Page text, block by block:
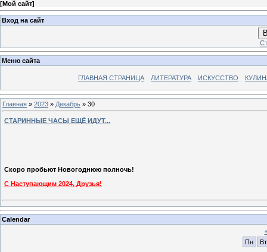
[Мой сайт]
Вход на сайт
Меню сайта
ГЛАВНАЯ СТРАНИЦА ЛИТЕРАТУРА ИСКУССТВО
Главная » 2023 » Декабрь » 30
СТАРИННЫЕ ЧАСЫ ЕЩЁ ИДУТ...
Скоро пробьют Новогоднюю полночь!
С Наступающим 2024, Друзья!
Calendar
Пн
Вт